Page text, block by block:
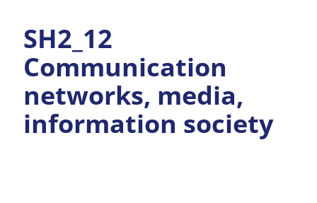
SH2_12
Communication
networks, media,
information society